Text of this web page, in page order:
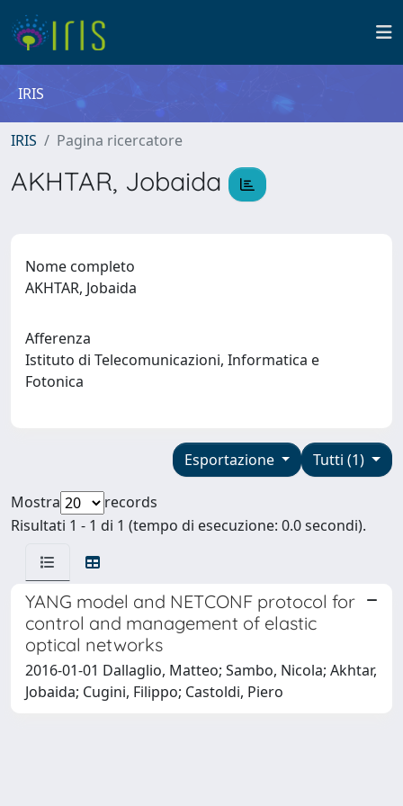
IRIS
IRIS Pagina ricercatore
AKHTAR, Jobaida
Nome completo
AKHTAR, Jobaida
Afferenza
Istituto di Telecomunicazioni, Informatica e
Fotonica
Tutti (1)
Esportazione
Mostra
records
Risultati 1 - 1 di 1 (tempo di esecuzione: 0.0 secondi).
YANG model and NETCONF protocol for
control and management of elastic
optical networks
2016-01-01 Dallaglio, Matteo; Sambo, Nicola; Akhtar,
Jobaida; Cugini, Filippo; Castoldi, Piero